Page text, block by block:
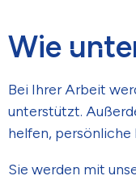
Wie
Bei Ihrer Arbeit
unterstützt.
helfen,
Sie werden mit